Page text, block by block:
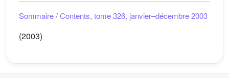
Sommaire / Contents, tome 326, janvier–décembre 2003
(2003)